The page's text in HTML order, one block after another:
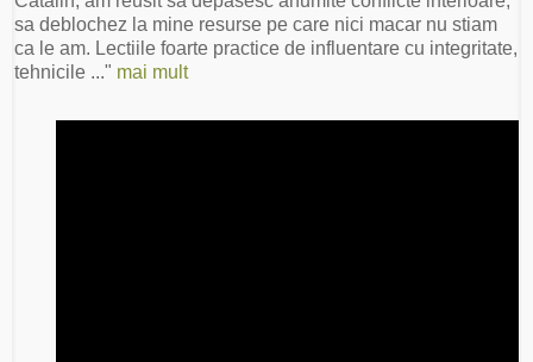
sa deblochez la mine resurse pe care nici macar nu stiam
ca le am. Lectiile foarte practice de influentare cu integritate,
tehnicile ..." mai mult